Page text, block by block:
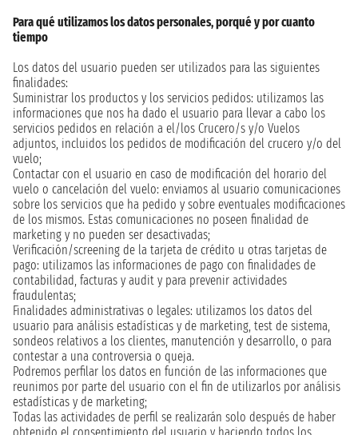
Para qué utilizamos los datos personales, porqué y por cuanto
tiempo
Los datos del usuario pueden ser utilizados para las siguientes
finalidades:
Suministrar los productos y los servicios pedidos: utilizamos las
informaciones que nos ha dado el usuario para llevar a cabo los
servicios pedidos en relación a el/los Crucero/s y/o Vuelos
adjuntos, incluidos los pedidos de modificación del crucero y/o del
vuelo;
Contactar con el usuario en caso de modificación del horario del
vuelo o cancelación del vuelo: enviamos al usuario comunicaciones
sobre los servicios que ha pedido y sobre eventuales modificaciones
de los mismos. Estas comunicaciones no poseen finalidad de
marketing y no pueden ser desactivadas;
Verificación/screening de la tarjeta de crédito u otras tarjetas de
pago: utilizamos las informaciones de pago con finalidades de
contabilidad, facturas y audit y para prevenir actividades
fraudulentas;
Finalidades administrativas o legales: utilizamos los datos del
usuario para análisis estadísticas y de marketing, test de sistema,
sondeos relativos a los clientes, manutención y desarrollo, o para
contestar a una controversia o queja.
Podremos perfilar los datos en función de las informaciones que
reunimos por parte del usuario con el fin de utilizarlos por análisis
estadísticas y de marketing;
Todas las actividades de perfil se realizarán solo después de haber